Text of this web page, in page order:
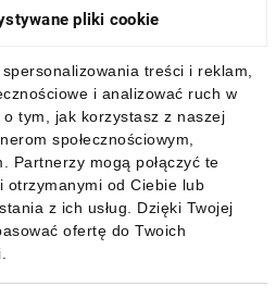
pliki cookie
treści i reklam,
i analizować ruch w
tym, jak korzystasz z naszej
społecznościowym,
Partnerzy mogą połączyć te
otrzymanymi od Ciebie lub
z ich usług. Dzięki Twojej
ofertę do Twoich
aplikację mobilną: